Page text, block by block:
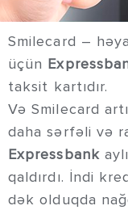
Smilecard –
üçün
taksit kartıdır.
Və Smilecard
daha sərfəli və
Expressbank
qaldırdı. İndi
dək olduqda